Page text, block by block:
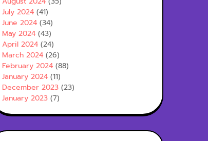
July 2024 (41)
June 2024 (34)
May 2024 (43)
April 2024 (24)
March 2024 (26)
February 2024 (88)
January 2024 (11)
December 2023 (23)
January 2023 (7)